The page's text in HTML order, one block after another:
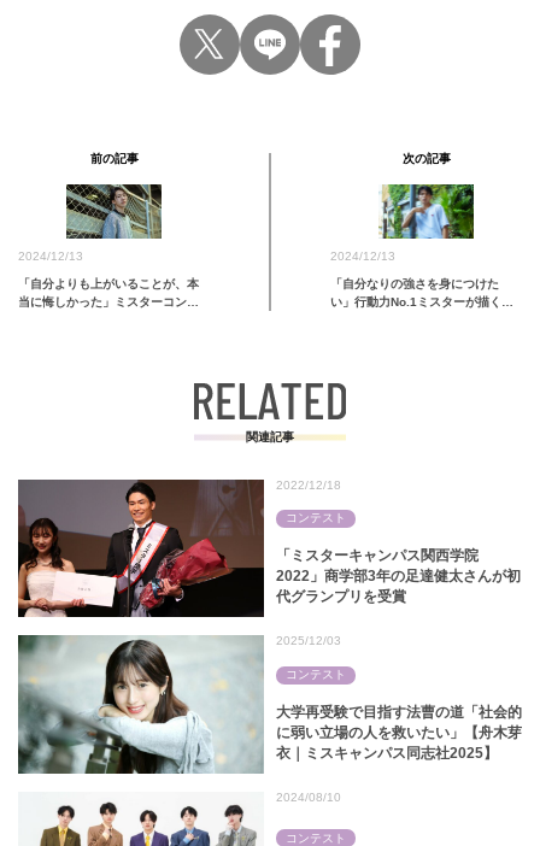
前の記事
2024/12/13
「自分よりも上がいることが、本
当に悔しかった」ミスターコンで
次の記事
2024/12/13
「自分なりの強さを身につけた
い」行動力No.1ミスターが描く未
関連記事
「ミスターキャンパス関西学院
2022」商学部3年の足達健太さんが初
代グランプリを受賞
2022/12/18
コンテスト
大学再受験で目指す法曹の道「社会的
に弱い立場の人を救いたい」【舟木芽
衣｜ミスキャンパス同志社2025】
2025/12/03
コンテスト
2024/08/10
コンテスト